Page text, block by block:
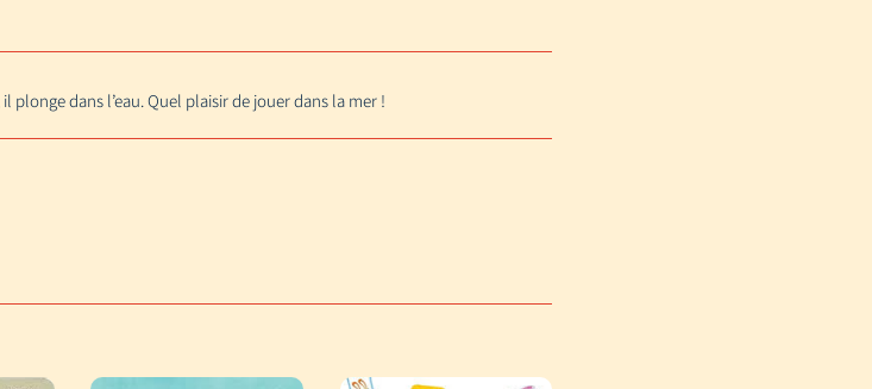
plonge dans l’eau. Quel plaisir de jouer dans la mer !